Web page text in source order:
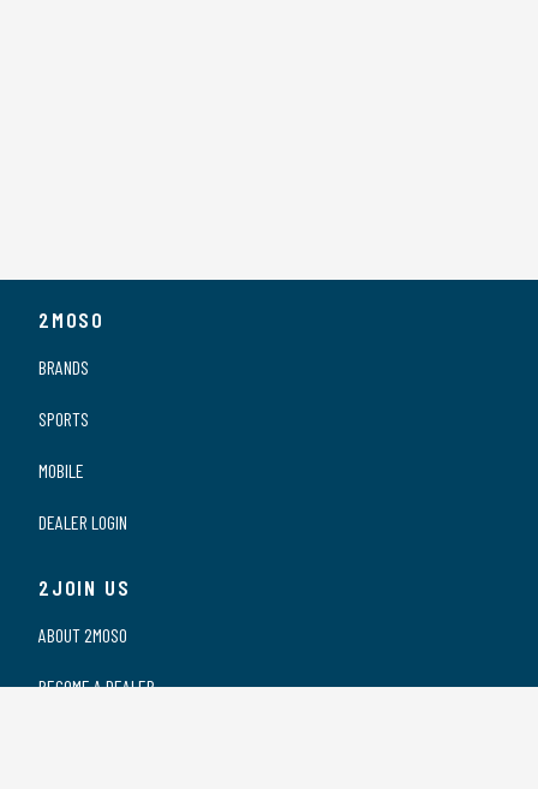
2MOSO
BRANDS
SPORTS
MOBILE
DEALER LOGIN
2JOIN US
ABOUT 2MOSO
BECOME A DEALER